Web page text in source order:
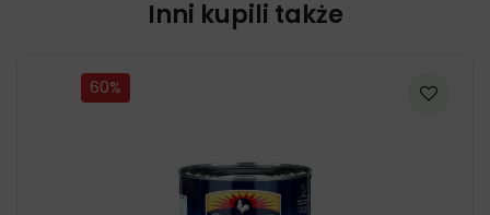
Inni kupili także
60%